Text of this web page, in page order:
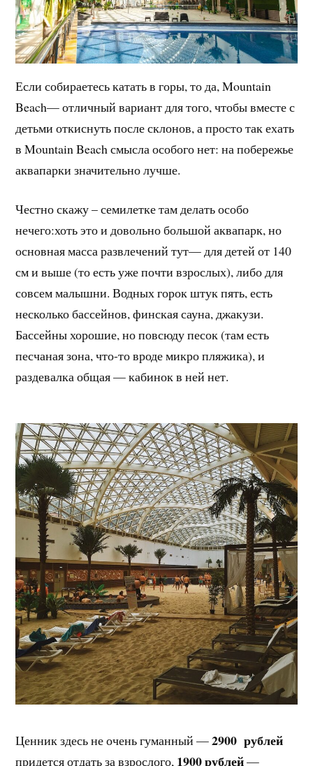
Если собираетесь катать в горы, то да, Mountain
Beach— отличный вариант для того, чтобы вместе с
детьми откиснуть после склонов, а просто так ехать
в Mountain Beach смысла особого нет: на побережье
аквапарки значительно лучше.
Честно скажу – семилетке там делать особо
нечего:хоть это и довольно большой аквапарк, но
основная масса развлечений тут— для детей от 140
см и выше (то есть уже почти взрослых), либо для
совсем малышни. Водных горок штук пять, есть
несколько бассейнов, финская сауна, джакузи.
Бассейны хорошие, но повсюду песок (там есть
песчаная зона, что-то вроде микро пляжика), и
раздевалка общая — кабинок в ней нет.
Ценник здесь не очень гуманный —2900 рублей
придется отдать за взрослого, 1900рублей—